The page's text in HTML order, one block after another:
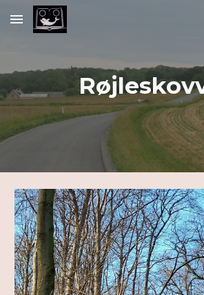
Skip to main content